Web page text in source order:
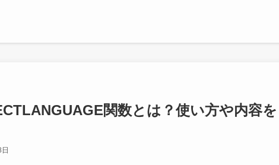
関数とは？使い方や内容を